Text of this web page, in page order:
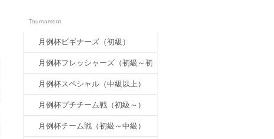
Tournament
月例杯ビギナーズ（初級）
月例杯フレッシャーズ（初級～初
中級）
月例杯スペシャル（中級以上）
月例杯プチチーム戦（初級～）
月例杯チーム戦（初級～中級）